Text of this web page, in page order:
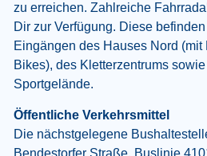
zu erreichen. Zahlreiche
Dir zur Verfügung. Diese
Eingängen des Hauses Nord (mit
Bikes), des Kletterzentrums
Sportgelände.
Öffentliche Verkehrsmittel
Die nächstgelegene
Bendestorfer Straße, Buslinie